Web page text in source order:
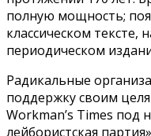
полную мощность;
классическом
периодическом
Радикальные
поддержку своим
Workman’s Times под
лейбористская